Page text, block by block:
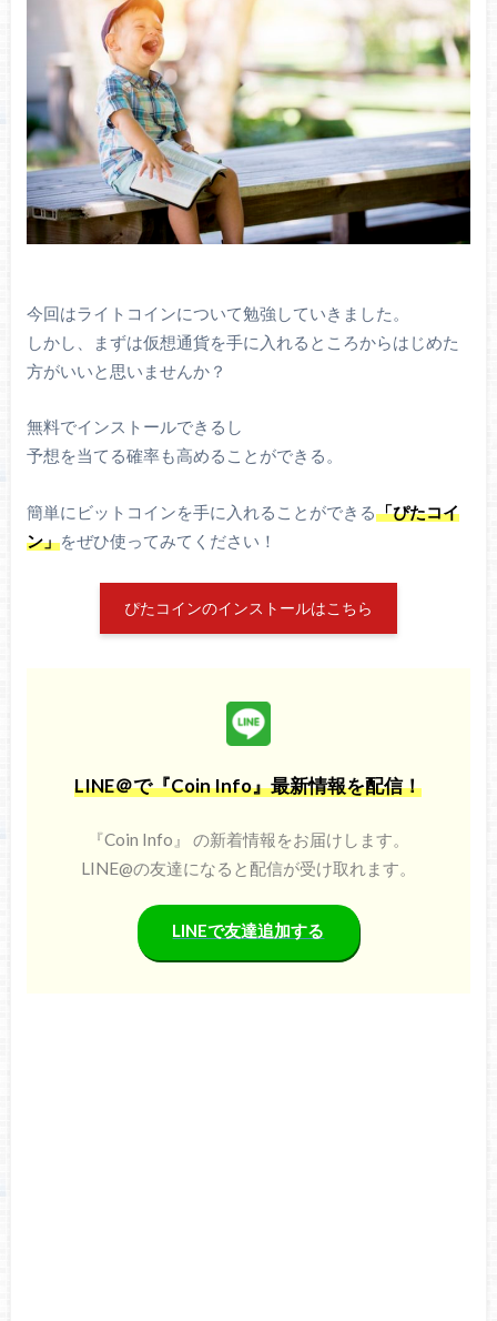
今回はライトコインについて勉強していきました。
しかし、まずは仮想通貨を手に入れるところからはじめた
方がいいと思いませんか？
無料でインストールできるし
予想を当てる確率も高めることができる。
簡単にビットコインを手に入れることができる「ぴたコイ
ン」をぜひ使ってみてください！
ぴたコインのインストールはこちら
LINE＠で『Coin Info』最新情報を配信！
『Coin Info』 の新着情報をお届けします。
LINE@の友達になると配信が受け取れます。
LINEで友達追加する